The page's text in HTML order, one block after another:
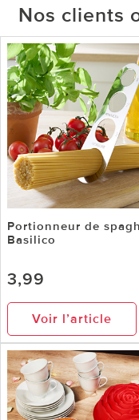
Nos clients
Portionneur de
Basilico
3,99
Voir l’article